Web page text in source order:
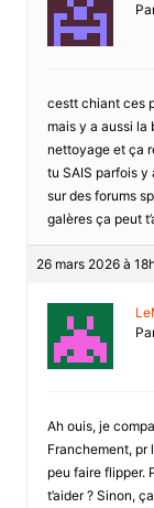
cestt chiant ces
mais y a aussi la
nettoyage et ça
tu SAIS parfois y
sur des forums
galères ça peut
26 mars 2026 à
Ah ouis, je
Franchement, pr
peu faire flipper.
t’aider ? Sinon,